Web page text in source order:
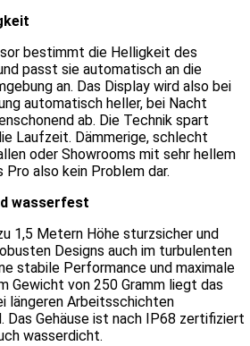
bestimmt die Helligkeit des
passt sie automatisch an die
an. Das Display wird also bei
automatisch heller, bei Nacht
ab. Die Technik spart
Laufzeit. Dämmerige, schlecht
oder Showrooms mit sehr hellem
also kein Problem dar.
wasserfest
1,5 Metern Höhe sturzsicher und
Designs auch im turbulenten
stabile Performance und maximale
Gewicht von 250 Gramm liegt das
längeren Arbeitsschichten
Das Gehäuse ist nach IP68 zertifiziert
wasserdicht.